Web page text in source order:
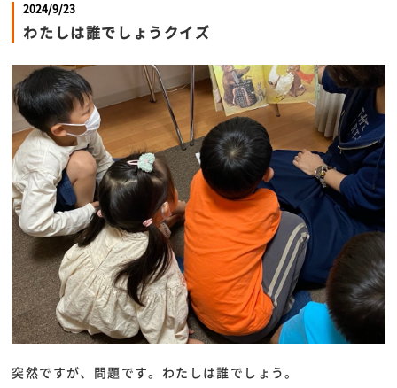
2024/9/23
わたしは誰でしょうクイズ
突然ですが、問題です。わたしは誰でしょう。